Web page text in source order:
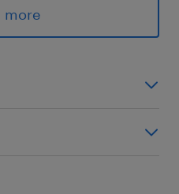
more
het eerste aanspreekpunt
je operationeel mee:
leidinggevende